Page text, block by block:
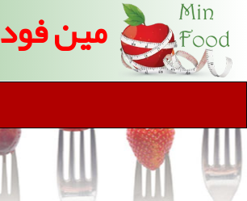
مین فود